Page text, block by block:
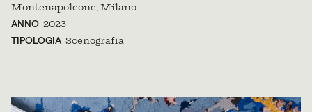
Montenapoleone, Milano
ANNO 2023
TIPOLOGIA Scenografia